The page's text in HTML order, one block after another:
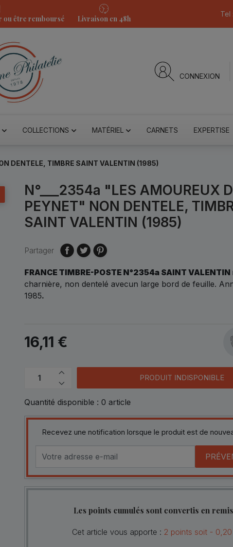
ou être remboursé Livraison en 48h
Tel :
CONNEXION
COLLECTIONS MATÉRIEL CARNETS EXPERTISE
DENTELE, TIMBRE SAINT VALENTIN (1985)
N°___2354a "LES AMOUREUX
PEYNET" NON DENTELE,
SAINT VALENTIN (1985)
Partager
FRANCE TIMBRE-POSTE N°2354a SAINT VALENTIN
charnière, non dentelé avecun large bord de feuille.
1985.
16,11 €
PRODUIT INDISPONIBLE
Quantité disponible : 0 article
Recevez une notification lorsque le produit est de
Les points cumulés sont convertis en
Cet article vous apporte : 2 points soit -